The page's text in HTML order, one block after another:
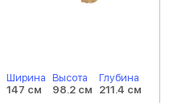
Ширина
147 см
Высота
98.2 см
Глубина
211.4 см